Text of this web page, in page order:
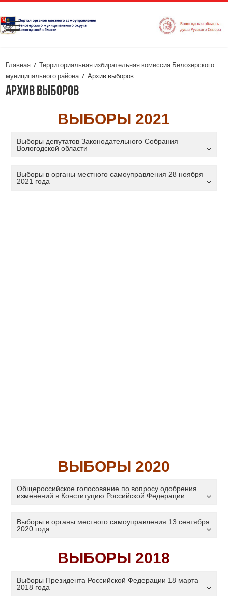
Главная / Территориальная избирательная комиссия Белозерского
муниципального района / Архив выборов
Архив выборов
ВЫБОРЫ 2021
Выборы депутатов Законодательного Собрания
Вологодской области
Выборы в органы местного самоуправления 28 ноября
2021 года
ВЫБОРЫ 2020
Общероссийское голосование по вопросу одобрения
изменений в Конституцию Российской Федерации
Выборы в органы местного самоуправления 13 сентября
2020 года
ВЫБОРЫ 2018
Выборы Президента Российской Федерации 18 марта
2018 года